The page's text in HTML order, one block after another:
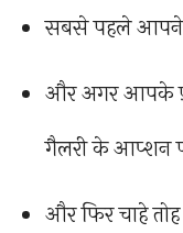
सबसे पहले आपने
और अगर आपके
गैलरी के आप्शन
और फिर चाहे